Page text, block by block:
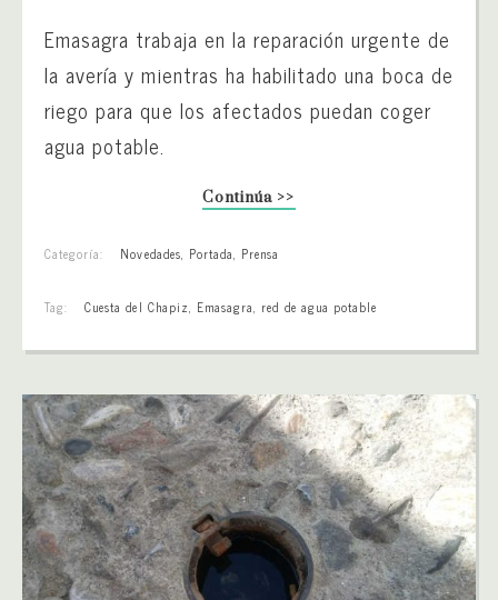
Emasagra trabaja en la reparación urgente de
la avería y mientras ha habilitado una boca de
riego para que los afectados puedan coger
agua potable.
Continúa >>
Categoría: Novedades, Portada, Prensa
Tag: Cuesta del Chapiz, Emasagra, red de agua potable